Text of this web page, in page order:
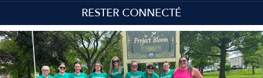
RESTER CONNECTÉ